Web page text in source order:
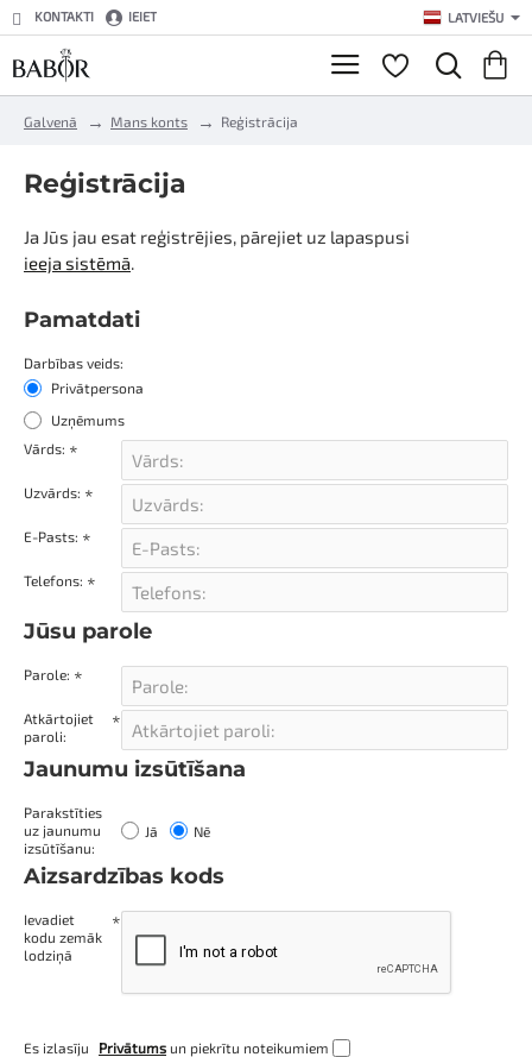
KONTAKTI IEIET LATVIEŠU
Galvenā
e
Mans konts Reģistrācija
Reģistrācija
Ja Jūs jau esat reģistrējies, pārejiet uz lapaspusi
ieeja sistēmā.
Pamatdati
Pamatdati
Darbības veids:
Privātpersona
Uzņēmums
Vārds:
Uzvārds:
E-Pasts:
Telefons:
Jūsu parole
Jūsu
parole
Parole:
Atkārtojiet
paroli:
Jaunumu izsūtīšana
Jaunumu
izsūtīšana
Parakstīties
uz jaunumu
izsūtīšanu:
Jā Nē
Aizsardzības kods
Ievadiet
kodu zemāk
lodziņā
Es izlasīju Privātums un piekrītu noteikumiem